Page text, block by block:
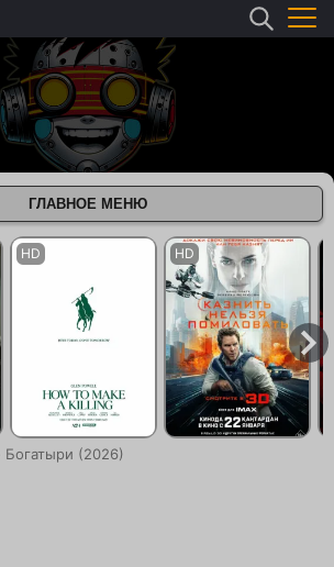
Богатыри (2026)
ГЛАВНОЕ МЕНЮ